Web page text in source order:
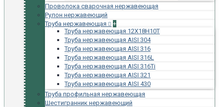
Проволока сварочная нержавеющая
Рулон нержавеющий
Труба нержавеющая
+
Труба нержавеющая 12Х18Н10Т
Труба нержавеющая AISI 304
Труба нержавеющая AISI 316
Труба нержавеющая AISI 316L
Труба нержавеющая AISI 316Ti
Труба нержавеющая AISI 321
Труба нержавеющая AISI 430
Труба профильная нержавеющая
Шестигранник нержавеющий